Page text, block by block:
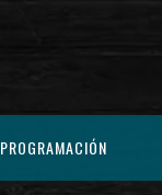
PROGRAMACIÓN